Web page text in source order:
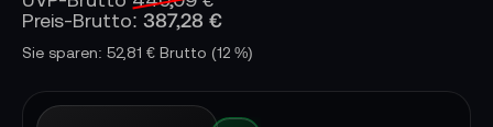
Preis-Brutto: 387,28 €
Sie sparen: 52,81 € Brutto (12 %)